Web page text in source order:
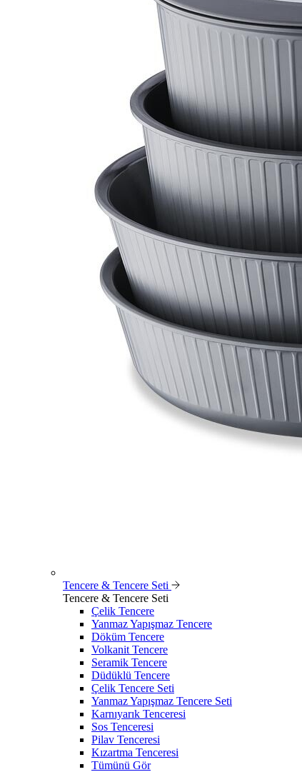
Tencere & Tencere Seti
Tencere & Tencere Seti
Çelik Tencere
Yanmaz Yapışmaz Tencere
Döküm Tencere
Volkanit Tencere
Seramik Tencere
Düdüklü Tencere
Çelik Tencere Seti
Yanmaz Yapışmaz Tencere Seti
Karnıyarık Tenceresi
Sos Tenceresi
Pilav Tenceresi
Kızartma Tenceresi
Tümünü Gör